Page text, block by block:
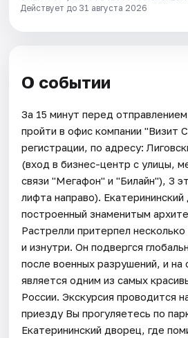
Действует до 31 августа 2026
О событии
За 15 минут перед
пройти в офис компании "Визит
регистрации, по адресу:
(вход в бизнес-центр с улицы,
связи "Мегафон" и "Билайн"), 3
лифта направо).
построенный знаменитым
Растрелли притерпел
и изнутри. Он подвергся
после военных разрушений, и на
является одним из самых
России. Экскурсия проводится
приезду Вы прогуляетесь по
Екатерининский дворец, где